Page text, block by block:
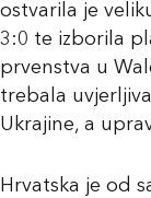
ostvarila je
3:0 te izborila
prvenstva u
trebala
Ukrajine, a
Hrvatska je od